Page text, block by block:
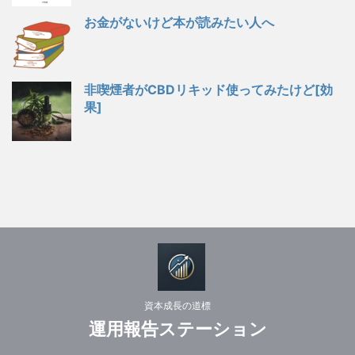
お金がないけど本が読みたい人へ
非喫煙者がCBDリキッド使ってみたけど[効
果]
資本成長の道標
運用報告ステーション